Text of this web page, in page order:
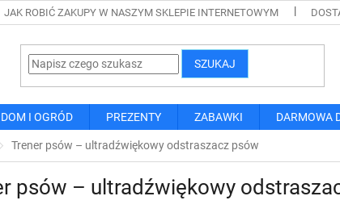
JAK ROBIĆ ZAKUPY W NASZYM SKLEPIE INTERNETOWYM
SZUKAJ
DOM I OGRÓD PREZENTY ZABAWKI DARMOWA
Trener psów – ultradźwiękowy odstraszacz psów
psów – ultradźwiękowy